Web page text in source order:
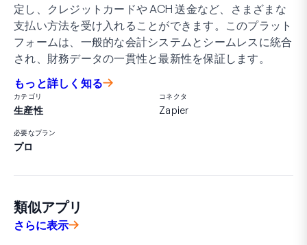
定し、クレジットカードや ACH 送金など、さまざまな
支払い方法を受け入れることができます。このプラット
フォームは、一般的な会計システムとシームレスに統合
され、財務データの一貫性と最新性を保証します。
もっと詳しく知る
カテゴリ
生産性
コネクタ
Zapier
必要なプラン
プロ
類似アプリ
さらに表示